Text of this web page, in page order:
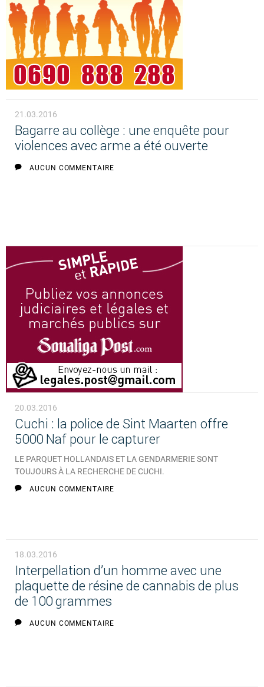
21.03.2016
Bagarre au collège : une enquête pour
violences avec arme a été ouverte
AUCUN COMMENTAIRE
20.03.2016
Cuchi : la police de Sint Maarten offre
5000 Naf pour le capturer
LE PARQUET HOLLANDAIS ET LA GENDARMERIE SONT
TOUJOURS À LA RECHERCHE DE CUCHI.
AUCUN COMMENTAIRE
18.03.2016
Interpellation d’un homme avec une
plaquette de résine de cannabis de plus
de 100 grammes
AUCUN COMMENTAIRE